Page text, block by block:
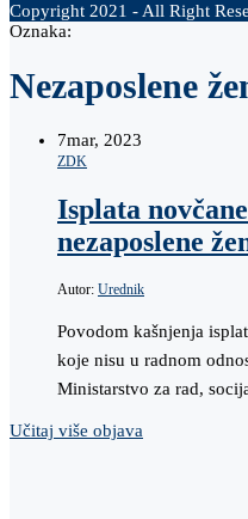
Copyright 2021 - All Right
Oznaka:
Nezaposlene
7mar, 2023
ZDK
Isplata
nezaposlene
Autor: Urednik
Povodom kašnjenja
koje nisu u radnom
Ministarstvo za rad,
Učitaj više objava